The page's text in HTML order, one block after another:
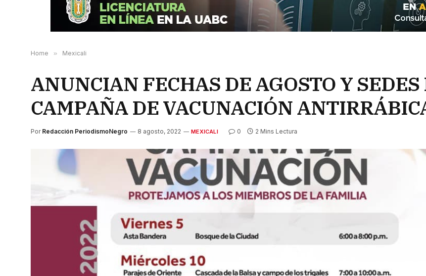
Home » Mexicali
ANUNCIAN FECHAS DE AGOSTO Y SEDES
CAMPAÑA DE VACUNACIÓN
Por Redacción PeriodismoNegro 8 agosto, 2022 MEXICALI 0 2 Mins Lectura